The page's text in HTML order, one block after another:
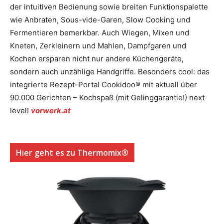
der intuitiven Bedienung sowie breiten Funktionspalette
wie Anbraten, Sous-vide-Garen, Slow Cooking und
Fermentieren bemerkbar. Auch Wiegen, Mixen und
Kneten, Zerkleinern und Mahlen, Dampfgaren und
Kochen ersparen nicht nur andere Küchengeräte,
sondern auch unzählige Handgriffe. Besonders cool: das
integrierte Rezept-Portal Cookidoo® mit aktuell über
90.000 Gerichten – Kochspaß (mit Gelinggarantie!) next
level! vorwerk.at
Hier geht es zu Thermomix®